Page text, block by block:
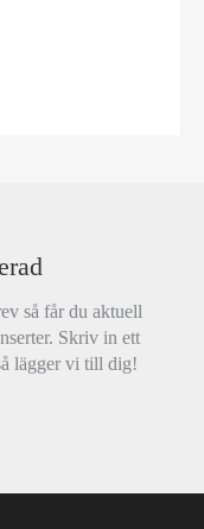
så får du aktuell
Skriv in ett
lägger vi till dig!